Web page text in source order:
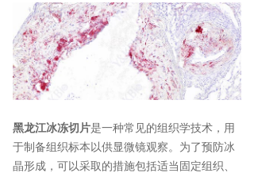
黑龙江冰冻切片是一种常见的组织学技术，用
于制备组织标本以供显微镜观察。为了预防冰
晶形成，可以采取的措施包括适当固定组织、